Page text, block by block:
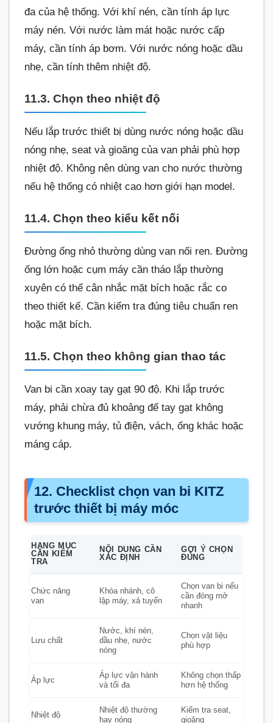
đa của hệ thống. Với khí nén, cần tính áp lực
máy nén. Với nước làm mát hoặc nước cấp
máy, cần tính áp bơm. Với nước nóng hoặc dầu
nhẹ, cần tính thêm nhiệt độ.
11.3. Chọn theo nhiệt độ
Nếu lắp trước thiết bị dùng nước nóng hoặc dầu
nóng nhẹ, seat và gioăng của van phải phù hợp
nhiệt độ. Không nên dùng van cho nước thường
nếu hệ thống có nhiệt cao hơn giới hạn model.
11.4. Chọn theo kiểu kết nối
Đường ống nhỏ thường dùng van nối ren. Đường
ống lớn hoặc cụm máy cần tháo lắp thường
xuyên có thể cân nhắc mặt bích hoặc rắc co
theo thiết kế. Cần kiểm tra đúng tiêu chuẩn ren
hoặc mặt bích.
11.5. Chọn theo không gian thao tác
Van bi cần xoay tay gạt 90 độ. Khi lắp trước
máy, phải chừa đủ khoảng để tay gạt không
vướng khung máy, tủ điện, vách, ống khác hoặc
máng cáp.
12. Checklist chọn van bi KITZ
trước thiết bị máy móc
HẠNG MỤC
CẦN KIỂM
TRA
NỘI DUNG CẦN
XÁC ĐỊNH
GỢI Ý CHỌN
ĐÚNG
Chức năng
van
Khóa nhánh, cô
lập máy, xả tuyến
Chọn van bi nếu
cần đóng mở
nhanh
Lưu chất
Nước, khí nén,
dầu nhẹ, nước
nóng
Chọn vật liệu
phù hợp
Áp lực
Áp lực vận hành
và tối đa
Không chọn thấp
hơn hệ thống
Nhiệt độ
Nhiệt độ thường
hay nóng
Kiểm tra seat,
gioăng